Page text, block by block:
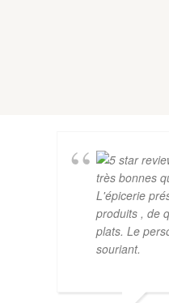
très bonnes
L'épicerie
produits , de
plats. Le
souriant.